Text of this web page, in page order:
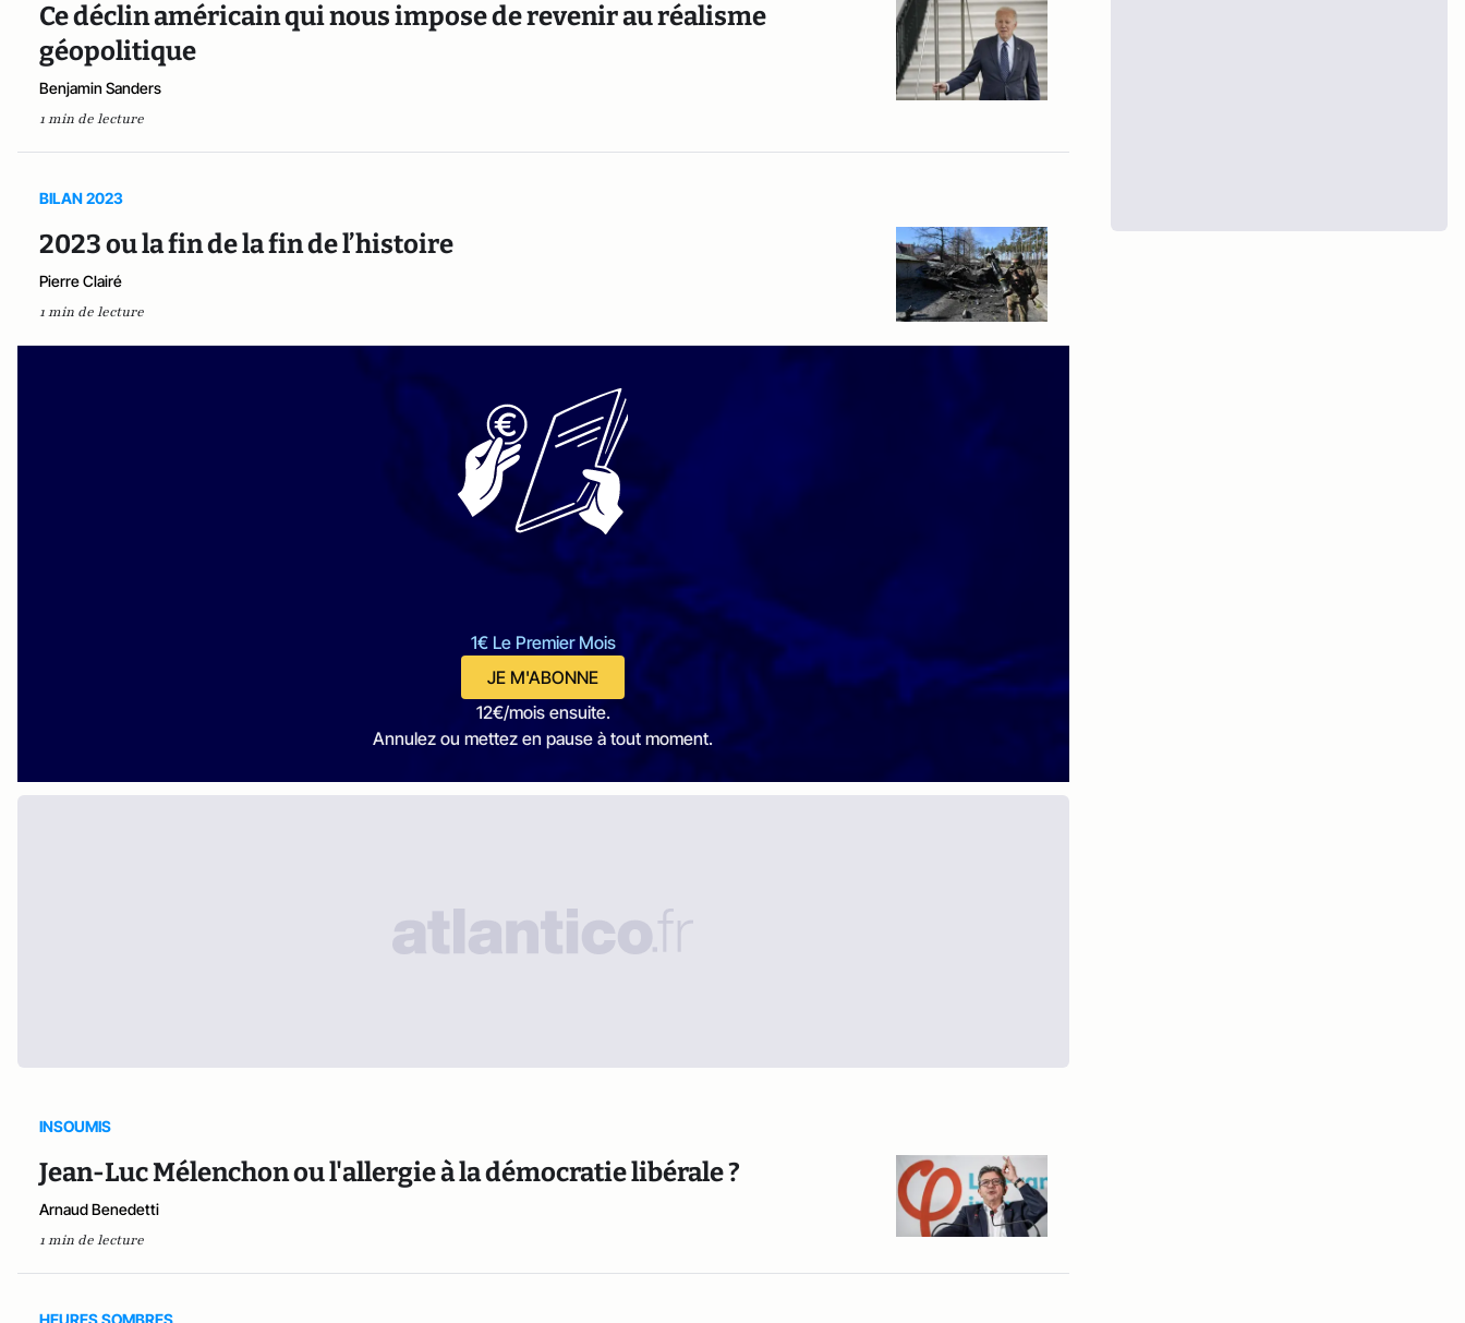
Ce déclin américain qui nous impose de revenir au réalisme
géopolitique
Benjamin Sanders
1 min de lecture
BILAN 2023
2023 ou la fin de la fin de l’histoire
Pierre Clairé
1 min de lecture
1€ Le Premier Mois
JE M'ABONNE
12€/mois ensuite.
Annulez ou mettez en pause à tout moment.
INSOUMIS
Jean-Luc Mélenchon ou l'allergie à la démocratie libérale ?
Arnaud Benedetti
1 min de lecture